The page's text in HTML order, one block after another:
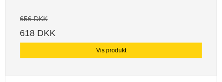
656 DKK
618 DKK
Vis produkt